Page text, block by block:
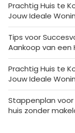
Prachtig Huis te
Jouw Ideale
Tips voor
Aankoop van een
Prachtig Huis te
Jouw Ideale
Stappenplan
huis zonder